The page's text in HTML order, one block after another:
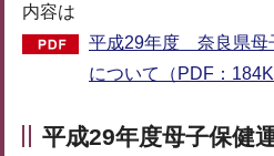
内容は
平成29年度 奈良県母
について（PDF：
平成29年度母子保健